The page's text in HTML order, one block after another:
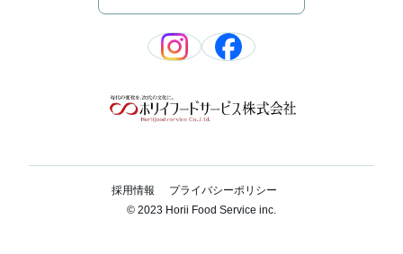
採用情報
プライバシーポリシー
© 2023 Horii Food Service inc.